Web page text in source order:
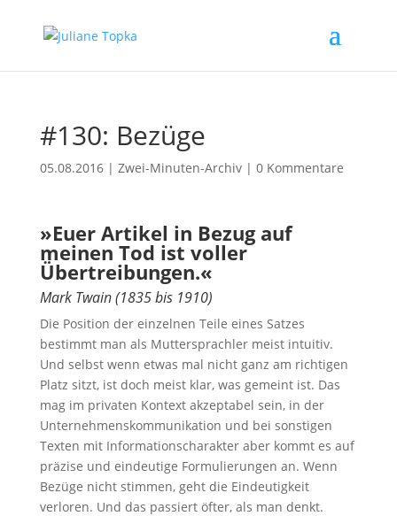
#130: Bezüge
05.08.2016| Zwei-Minuten-Archiv| 0 Kommentare
»Euer Artikel in Bezug auf
meinen Tod ist voller
Übertreibungen.«
Mark Twain (1835 bis 1910)
Die Position der einzelnen Teile eines Satzes
bestimmt man als Muttersprachler meist intuitiv.
Und selbst wenn etwas mal nicht ganz am richtigen
Platz sitzt, ist doch meist klar, was gemeint ist. Das
mag im privaten Kontext akzeptabel sein, in der
Unternehmenskommunikation und bei sonstigen
Texten mit Informationscharakter aber kommt es auf
präzise und eindeutige Formulierungen an. Wenn
Bezüge nicht stimmen, geht die Eindeutigkeit
verloren. Und das passiert öfter, als man denkt.